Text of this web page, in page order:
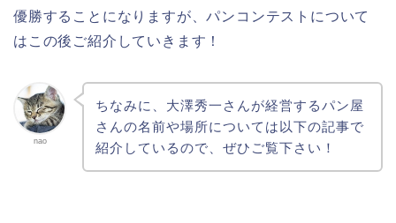
優勝することになりますが、パンコンテストについて
はこの後ご紹介していきます！
nao
ちなみに、大澤秀一さんが経営するパン屋
さんの名前や場所については以下の記事で
紹介しているので、ぜひご覧下さい！